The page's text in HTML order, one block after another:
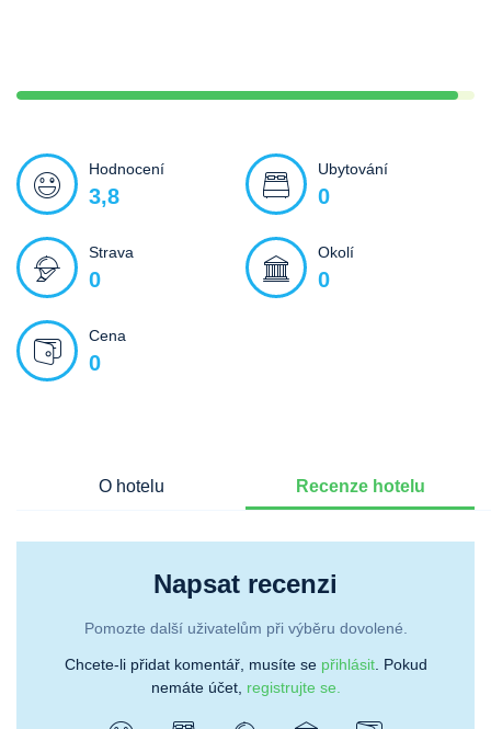
Hodnocení
3,8
Ubytování
0
Strava
0
Okolí
0
Cena
0
O hotelu Recenze hotelu
Napsat recenzi
Pomozte další uživatelům při výběru dovolené.
Chcete-li přidat komentář, musíte se přihlásit. Pokud
nemáte účet, registrujte se.